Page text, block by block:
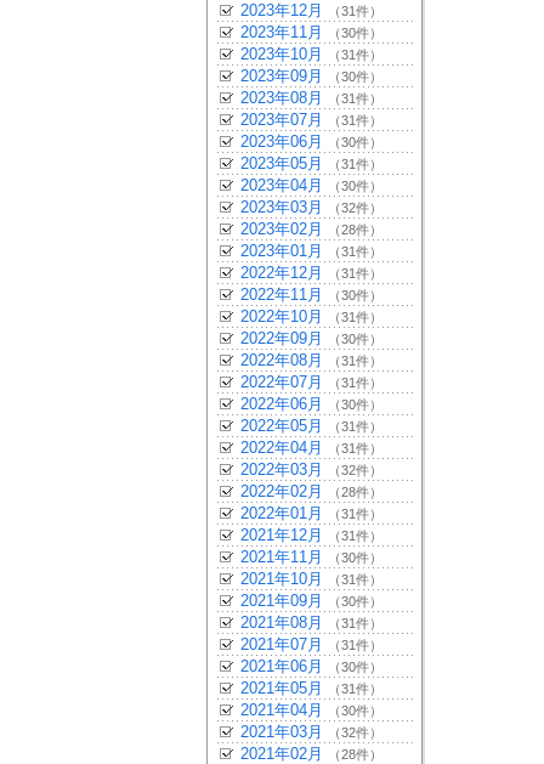
2023年12月 （31件）
2023年11月 （30件）
2023年10月 （31件）
2023年09月 （30件）
2023年08月 （31件）
2023年07月 （31件）
2023年06月 （30件）
2023年05月 （31件）
2023年04月 （30件）
2023年03月 （32件）
2023年02月 （28件）
2023年01月 （31件）
2022年12月 （31件）
2022年11月 （30件）
2022年10月 （31件）
2022年09月 （30件）
2022年08月 （31件）
2022年07月 （31件）
2022年06月 （30件）
2022年05月 （31件）
2022年04月 （31件）
2022年03月 （32件）
2022年02月 （28件）
2022年01月 （31件）
2021年12月 （31件）
2021年11月 （30件）
2021年10月 （31件）
2021年09月 （30件）
2021年08月 （31件）
2021年07月 （31件）
2021年06月 （30件）
2021年05月 （31件）
2021年04月 （30件）
2021年03月 （32件）
2021年02月 （28件）